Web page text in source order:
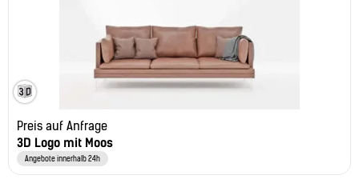
Preis auf Anfrage
3D Logo mit Moos
Angebote innerhalb 24h